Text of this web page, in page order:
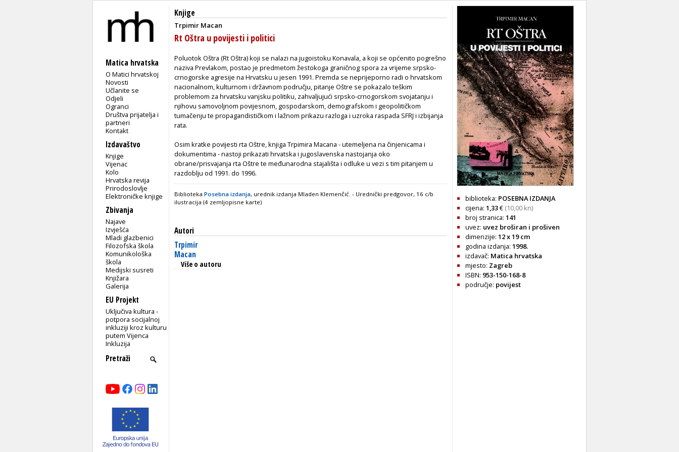
Matica hrvatska
O Matici hrvatskoj
Novosti
Učlanite se
Odjeli
Ogranci
Društva prijatelja i
partneri
Kontakt
Izdavaštvo
Knjige
Vijenac
Kolo
Hrvatska revija
Prirodoslovlje
Elektroničke knjige
Zbivanja
Najave
Izvješća
Mladi glazbenici
Filozofska škola
Komunikološka
škola
Medijski susreti
Knjižara
Galerija
EU Projekt
Uključiva kultura -
potpora socijalnoj
inkluziji kroz kulturu
putem Vijenca
Inkluzija
Knjige
Trpimir Macan
Rt Oštra u povijesti i politici
Poluotok Oštra (Rt Oštra) koji se nalazi na jugoistoku Konavala, a koji se općenito pogrešno
naziva Prevlakom, postao je predmetom žestokoga graničnog spora za vrijeme srpsko-
crnogorske agresije na Hrvatsku u jesen 1991. Premda se neprijeporno radi o hrvatskom
nacionalnom, kulturnom i državnom području, pitanje Oštre se pokazalo teškim
problemom za hrvatsku vanjsku politiku, zahvaljujući srpsko-crnogorskom svojatanju i
njihovu samovoljnom povijesnom, gospodarskom, demografskom i geopolitičkom
tumačenju te propagandističkom i lažnom prikazu razloga i uzroka raspada SFRJ i izbijanja
rata.
Osim kratke povijesti rta Oštre, knjiga Trpimira Macana - utemeljena na činjenicama i
dokumentima - nastoji prikazati hrvatska i jugoslavenska nastojanja oko
obrane/prisvajanja rta Oštre te međunarodna stajališta i odluke u vezi s tim pitanjem u
razdoblju od 1991. do 1996.
Biblioteka Posebna izdanja, urednik izdanja Mladen Klemenčić. - Urednički predgovor, 16 c/b
ilustracija (4 zemljopisne karte)
Autori
Trpimir
Macan
Više o autoru
biblioteka: POSEBNA IZDANJA
cijena: 1,33€ (10,00 kn)
broj stranica: 141
uvez: uvez broširan i prošiven
dimenzije: 12 x 19 cm
godina izdanja: 1998.
izdavač: Matica hrvatska
mjesto: Zagreb
ISBN: 953-150-168-8
područje: povijest